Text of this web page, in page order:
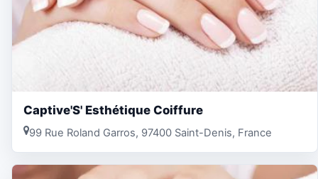
Captive'S' Esthétique Coiffure
99 Rue Roland Garros, 97400 Saint-Denis, France